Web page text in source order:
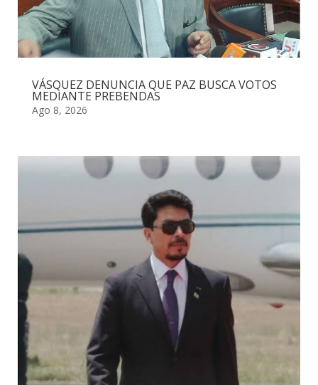
VÁSQUEZ DENUNCIA QUE PAZ BUSCA VOTOS
MEDIANTE PREBENDAS
Ago 8, 2026